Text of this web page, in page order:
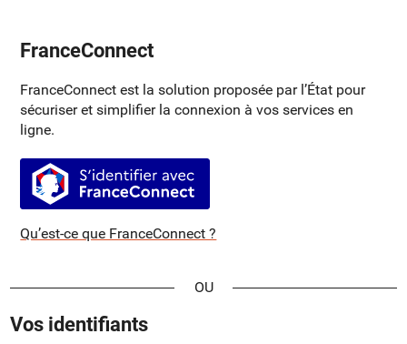
FranceConnect
FranceConnect est la solution proposée par l’État pour
sécuriser et simplifier la connexion à vos services en
ligne.
S’identifier avec FranceConnect
Qu’est-ce que FranceConnect ?
Vos identifiants
*